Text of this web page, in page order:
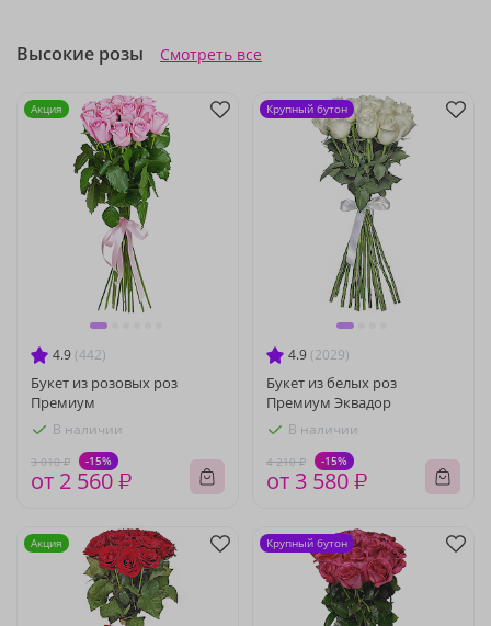
Высокие розы Смотреть все
4.9 (442)
Букет из розовых роз
Премиум
В наличии
3 010 ₽ -15%
от 2 560 ₽
Акция
4.9 (2029)
Букет из белых роз
Премиум Эквадор
В наличии
4 210 ₽ -15%
от 3 580 ₽
Крупный бутон
Акция Крупный бутон